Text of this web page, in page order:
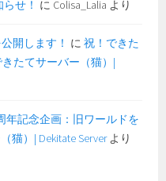
せ！ に Colisa_Lalia より
開します！ に祝！できた
きたてサーバー（猫）|
年記念企画：旧ワールドを
猫）| Dekitate Serverより